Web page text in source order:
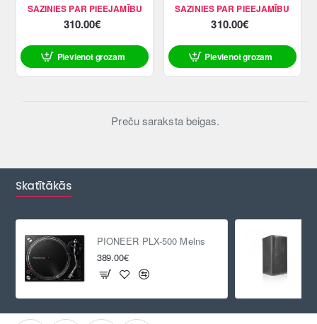
SAZINIES PAR PIEEJAMĪBU
310.00€
Pievienot grozam
SAZINIES PAR PIEEJAMĪBU
310.00€
Pievienot grozam
Preču saraksta beigas.
Skatītākās
PIONEER PLX-500 Melns
389.00€